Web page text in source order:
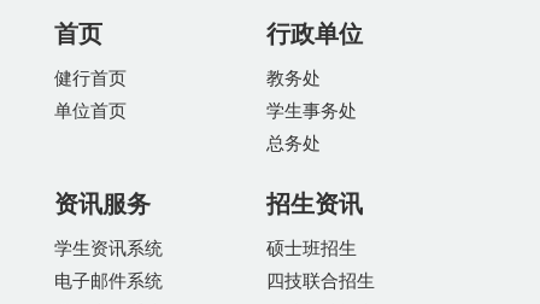
首页
健行首页
单位首页
行政单位
教务处
学生事务处
总务处
资讯服务
学生资讯系统
电子邮件系统
招生资讯
硕士班招生
四技联合招生